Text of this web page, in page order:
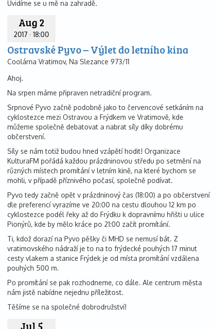
Uvidíme se u mě na zahradě.
Aug 2
2017 ·18:00
Ostravské Pyvo – Výlet do letního kina
Coolárna Vratimov, Na Slezance 973/11
Ahoj.
Na srpen máme připraven netradiční program.
Srpnové Pyvo začně podobně jako to červencové setkáním na
cyklostezce mezi Ostravou a Frýdkem ve Vratimově, kde
můžeme společně debatovat a nabrat síly díky dobrému
občerstvení.
Síly se nám totiž budou hned vzápětí hodit! Organizace
KulturaFM pořádá každou prázdninovou středu po setmění na
různých místech promítání v letním kině, na které bychom se
mohli, v případě příznivého počasí, společně podívat.
Pyvo tedy začně opět v prázdninový čas (18:00) a po občerstvení
dle preferencí vyrazíme ve 20:00 na cestu dlouhou 12 km po
cyklostezce podél řeky až do Frýdku k dopravnímu hřišti u ulice
Pionýrů, kde by mělo kráce po 21:00 začít promítání.
Ti, kdož dorazí na Pyvo pěšky či MHD se nemusí bát. Z
vratimovského nádraží je to na to frýdecké pouhých 17 minut
cesty vlakem a stanice Frýdek je od místa promítání vzdálena
pouhých 500 m.
Po promítání se pak rozhodneme, co dále. Ale centrum města
nám jistě nabídne nejednu příležitost.
Těšíme se na společné dobrodružství!
Jul 5